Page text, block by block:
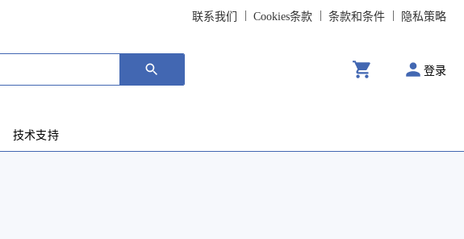
联系我们 Cookies条款 条款和条件 隐私策略
登录
技术支持